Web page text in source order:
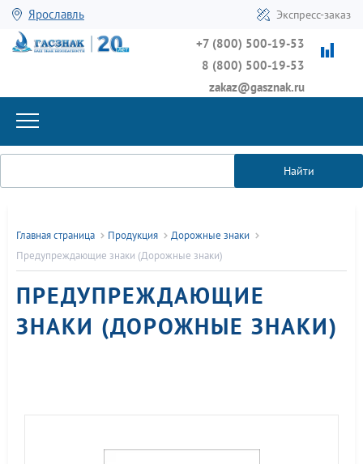
Ярославль Экспресс-заказ
+7 (800) 500-19-53
8 (800) 500-19-53
zakaz@gasznak.ru
Найти
Главная страница Продукция
Дорожные знаки
Предупреждающие знаки (Дорожные знаки)
ПРЕДУПРЕЖДАЮЩИЕ
ЗНАКИ (ДОРОЖНЫЕ ЗНАКИ)